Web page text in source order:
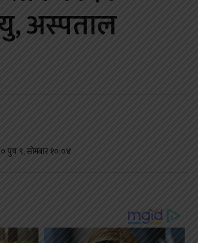
अस्पताल
पुष ९, सोमबार १०:०४